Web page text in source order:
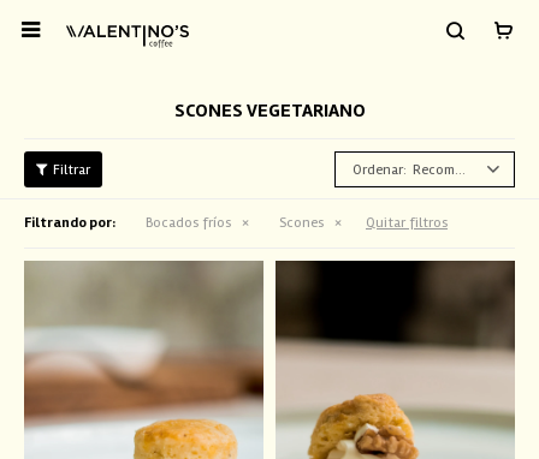

SCONES VEGETARIANO
Recomendados
Filtrando por: Bocados fríos Scones Quitar filtros